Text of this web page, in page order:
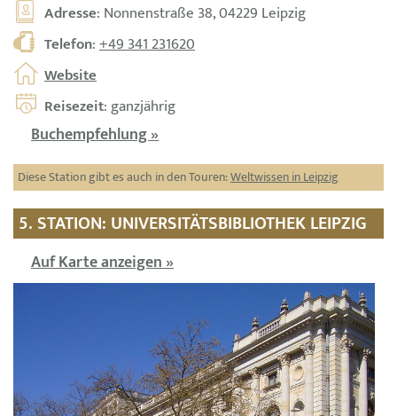
Adresse: Nonnenstraße 38, 04229 Leipzig
Telefon:+49 341 231620
Website
Reisezeit: ganzjährig
Buchempfehlung »
Diese Station gibt es auch in den Touren:Weltwissen in Leipzig
5. STATION: UNIVERSITÄTSBIBLIOTHEK LEIPZIG
Auf Karte anzeigen »